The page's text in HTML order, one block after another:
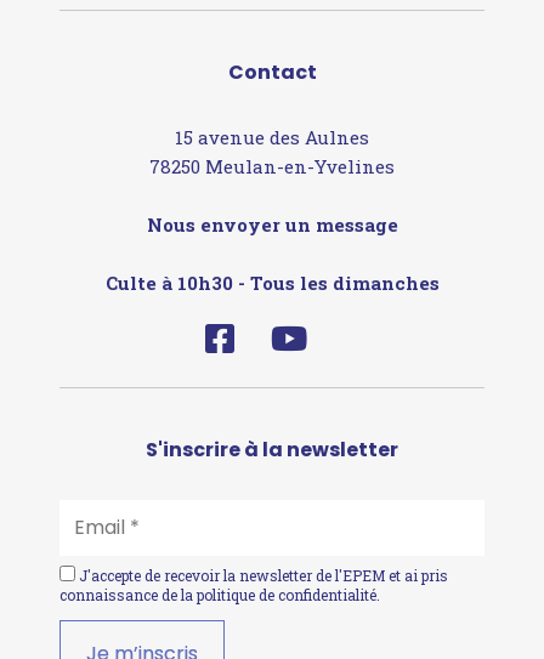
Contact
15 avenue des Aulnes
78250 Meulan-en-Yvelines
Nous envoyer un message
Culte à 10h30 - Tous les dimanches
S'inscrire à la newsletter
J'accepte de recevoir la newsletter de l'EPEM et ai pris
connaissance de lapolitique de confidentialité.